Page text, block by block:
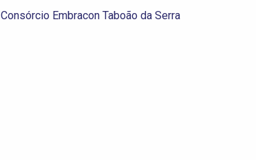
Consórcio Embracon Taboão da Serra